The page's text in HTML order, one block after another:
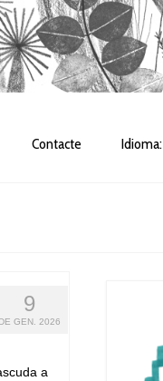
Contacte Idioma:
9
DE GEN. 2026
a